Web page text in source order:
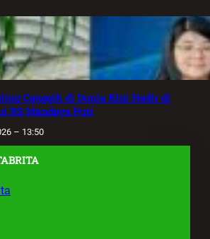
Canggih di Dunia Kini Hadir di
RS Mandaya Puri
– 13:50